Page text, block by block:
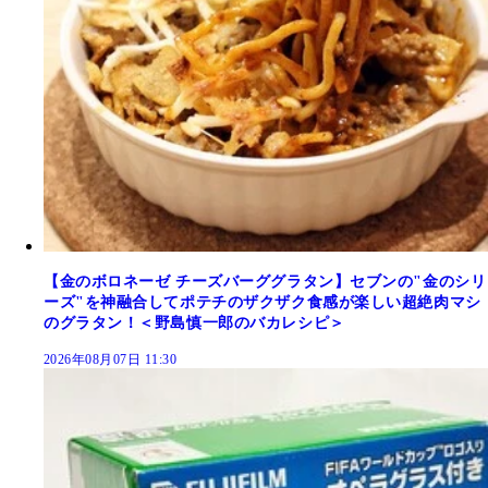
【金のボロネーゼ チーズバーググラタン】セブンの"金のシリ
ーズ"を神融合してポテチのザクザク食感が楽しい超絶肉マシ
のグラタン！＜野島慎一郎のバカレシピ＞
2026年08月07日 11:30